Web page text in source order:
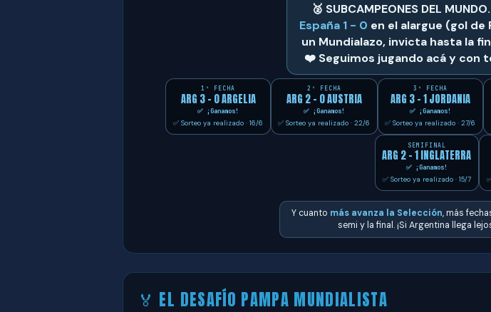
🥈 SUBCAMPEONES DEL MUNDO.
España 1 - 0 en el alargue (gol
un Mundialazo, invicta hasta la
❤️ Seguimos jugando acá y con
1ª FECHA
ARG 3 - 0 ARGELIA
✅ ¡Ganamos!
✅ Sorteo ya realizado · 16/6
2ª FECHA
ARG 2 - 0 AUSTRIA
✅ ¡Ganamos!
✅ Sorteo ya realizado · 22/6
3ª FECHA
ARG 3 - 1 JORDANIA
✅ ¡Ganamos!
✅ Sorteo ya realizado · 27/6
SEMIFINAL
ARG 2 - 1 INGLATERRA
✅ ¡Ganamos!
✅ Sorteo ya realizado · 15/7
Y cuanto más avanza la Selección, más
semi y la final. ¡Si Argentina llega
🏅 EL DESAFÍO PAMPA MUNDIALISTA